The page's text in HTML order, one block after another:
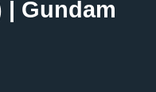
| Gundam